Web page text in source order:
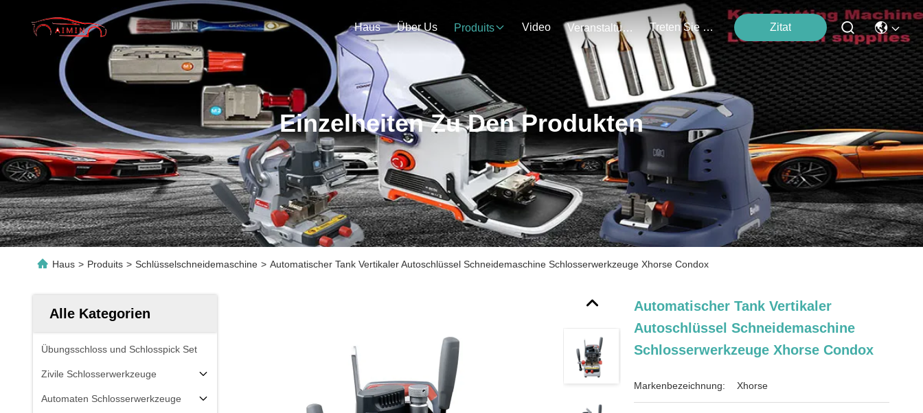
Haus Über Us Produits Video Veranstaltungen Treten Sie Mit Uns In Verbindung Zitat
Einzelheiten Zu Den Produkten
Haus > Produits > Schlüsselschneidemaschine > Automatischer Tank Vertikaler Autoschlüssel Schneidemaschine Schlosserwerkzeuge Xhorse Condox
Alle Kategorien
Übungsschloss und Schlosspick Set
Zivile Schlosserwerkzeuge
Automaten Schlosserwerkzeuge
Automatischer Tank Vertikaler
Autoschlüssel Schneidemaschine
Schlosserwerkzeuge Xhorse Condox
Markenbezeichnung: Xhorse